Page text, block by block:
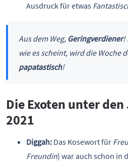
Ausdruck für etwas
Aus dem Weg, Geringverdiener!
wie es scheint, wird die Woche
papatastisch!
Die Exoten unter
2021
Diggah: Das Kosewort für
Freundin) war auch schon in